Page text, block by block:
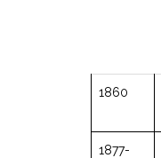
1860
1877-